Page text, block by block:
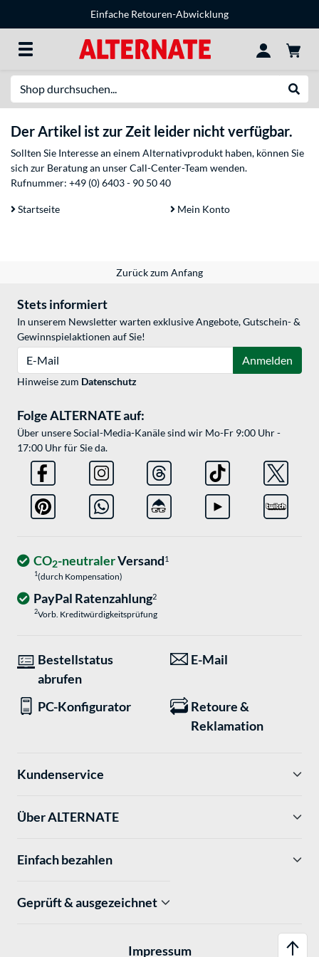
Einfache Retouren-Abwicklung
Der Artikel ist zur Zeit leider nicht verfügbar.
Sollten Sie Interesse an einem Alternativprodukt haben, können Sie
sich zur Beratung an unser Call-Center-Team wenden.
Rufnummer: +49 (0) 6403 - 90 50 40
Startseite Mein Konto
Zurück zum Anfang
Stets informiert
In unserem Newsletter warten exklusive Angebote, Gutschein- &
Gewinnspielaktionen auf Sie!
Anmelden
Hinweise zum Datenschutz
Folge ALTERNATE auf:
Über unsere Social-Media-Kanäle sind wir Mo-Fr 9:00 Uhr -
17:00 Uhr für Sie da.
CO2-neutralerVersand1
1(durch Kompensation)
PayPal Ratenzahlung2
2Vorb. Kreditwürdigkeitsprüfung
Bestellstatus
abrufen
E-Mail
PC-Konfigurator
Retoure &
Reklamation
Kundenservice
Über ALTERNATE
Einfach bezahlen
Geprüft & ausgezeichnet
Impressum